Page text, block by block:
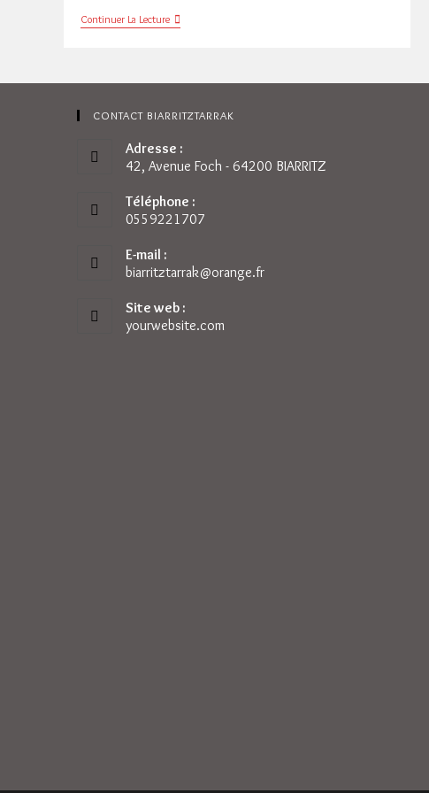
Continuer La LectureMX
FRONTOUR
CONTACT BIARRITZTARRAK
Adresse :
42, Avenue Foch - 64200 BIARRITZ
Téléphone :
0559221707
E-mail :
biarritztarrak@orange.frS’ouvre
Site web :
yourwebsite.com